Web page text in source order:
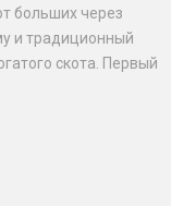
больших через
и традиционный
скота. Первый